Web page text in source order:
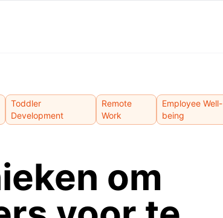
Toddler
Development
Remote
Work
Employee Well-
being
om